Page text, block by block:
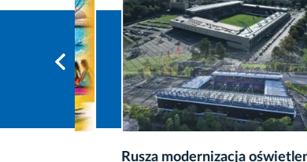
Rusza modernizacja oświetlenia